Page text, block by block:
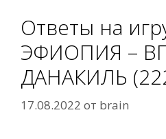
Ответы на
ЭФИОПИЯ –
ДАНАКИЛЬ
17.08.2022 от brain